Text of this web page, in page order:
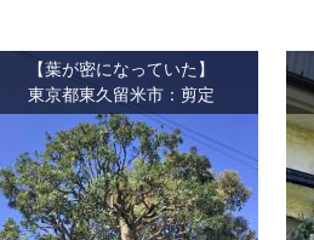
【葉が密になっていた】
東京都東久留米市：剪定